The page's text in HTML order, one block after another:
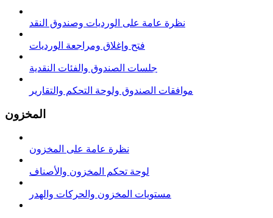
نظرة عامة على الوردیات وصندوق النقد
فتح وإغلاق ومراجعة الوردیات
جلسات الصندوق والفئات النقدية
موافقات الصندوق ولوحة التحكم والتقارير
المخزون
نظرة عامة على المخزون
لوحة تحكم المخزون والأصناف
مستويات المخزون والحركات والهدر